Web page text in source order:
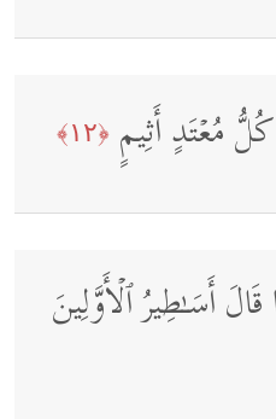
مُعۡتَدٍ أَثِیمٍ ﴿١٢﴾
قَالَ أَسَـٰطِیرُ ٱلۡأَوَّلِینَ